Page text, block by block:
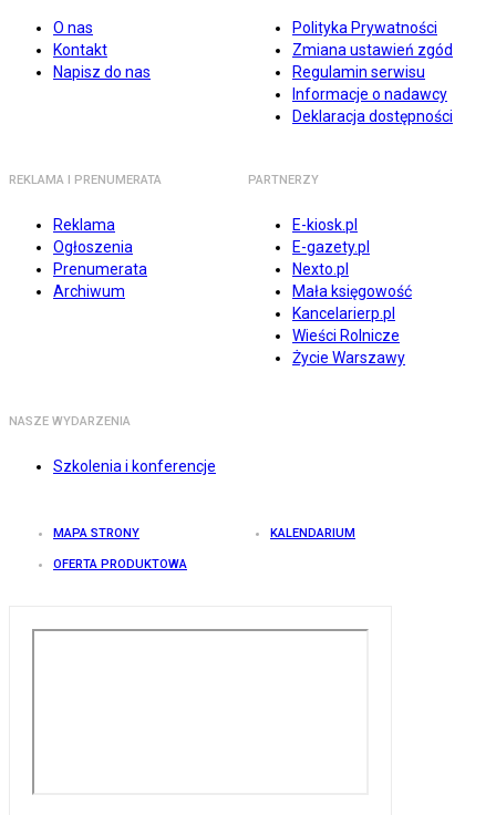
O nas
Kontakt
Napisz do nas
Polityka Prywatności
Zmiana ustawień zgód
Regulamin serwisu
Informacje o nadawcy
Deklaracja dostępności
REKLAMA I PRENUMERATA
Reklama
Ogłoszenia
Prenumerata
Archiwum
PARTNERZY
E-kiosk.pl
E-gazety.pl
Nexto.pl
Mała księgowość
Kancelarierp.pl
Wieści Rolnicze
Życie Warszawy
NASZE WYDARZENIA
Szkolenia i konferencje
MAPA STRONY KALENDARIUM
OFERTA PRODUKTOWA